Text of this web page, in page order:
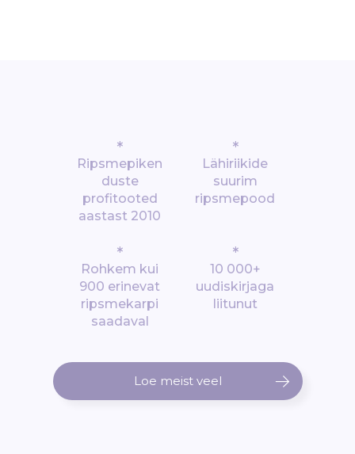
*
Ripsmepiken
duste
profitooted
aastast 2010
*
Lähiriikide
suurim
ripsmepood
*
Rohkem kui
900 erinevat
ripsmekarpi
saadaval
*
10 000+
uudiskirjaga
liitunut
Loe meist veel